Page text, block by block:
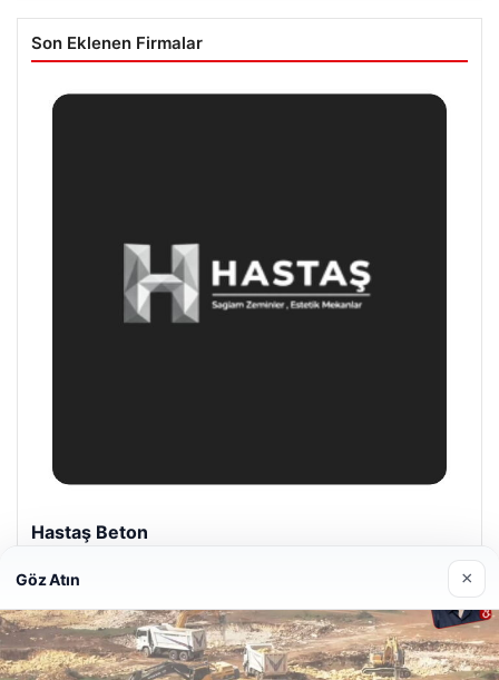
Son Eklenen Firmalar
Prenses Night Club
Göz Atın ×